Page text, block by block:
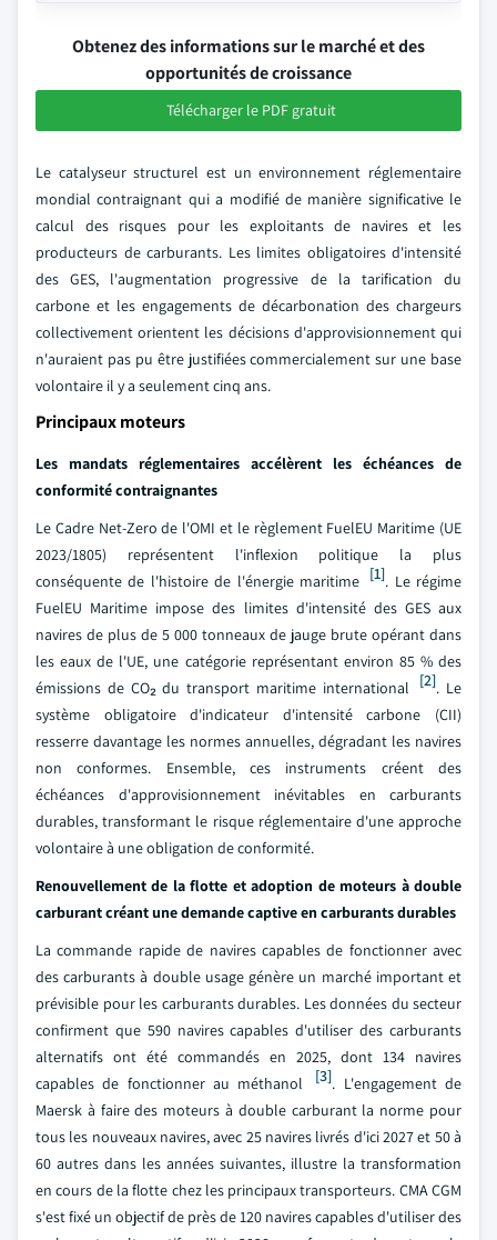
Obtenez des informations sur le marché et des
opportunités de croissance
Télécharger le PDF gratuit
Le catalyseur structurel est un environnement réglementaire
mondial contraignant qui a modifié de manière significative le
calcul des risques pour les exploitants de navires et les
producteurs de carburants. Les limites obligatoires d'intensité
des GES, l'augmentation progressive de la tarification du
carbone et les engagements de décarbonation des chargeurs
collectivement orientent les décisions d'approvisionnement qui
n'auraient pas pu être justifiées commercialement sur une base
volontaire il y a seulement cinq ans.
Principaux moteurs
Les mandats réglementaires accélèrent les échéances de
conformité contraignantes
Le Cadre Net-Zero de l'OMI et le règlement FuelEU Maritime (UE
2023/1805) représentent l'inflexion politique la plus
conséquente de l'histoire de l'énergie maritime [1]. Le régime
FuelEU Maritime impose des limites d'intensité des GES aux
navires de plus de 5 000 tonneaux de jauge brute opérant dans
les eaux de l'UE, une catégorie représentant environ 85 % des
émissions de CO₂ du transport maritime international
[2]. Le
système obligatoire d'indicateur d'intensité carbone (CII)
resserre davantage les normes annuelles, dégradant les navires
non conformes. Ensemble, ces instruments créent des
échéances d'approvisionnement inévitables en carburants
durables, transformant le risque réglementaire d'une approche
volontaire à une obligation de conformité.
Renouvellement de la flotte et adoption de moteurs à double
carburant créant une demande captive en carburants durables
La commande rapide de navires capables de fonctionner avec
des carburants à double usage génère un marché important et
prévisible pour les carburants durables. Les données du secteur
confirment que 590 navires capables d'utiliser des carburants
alternatifs ont été commandés en 2025, dont 134 navires
capables de fonctionner au méthanol
[3]. L'engagement de
Maersk à faire des moteurs à double carburant la norme pour
tous les nouveaux navires, avec 25 navires livrés d'ici 2027 et 50 à
60 autres dans les années suivantes, illustre la transformation
en cours de la flotte chez les principaux transporteurs. CMA CGM
s'est fixé un objectif de près de 120 navires capables d'utiliser des